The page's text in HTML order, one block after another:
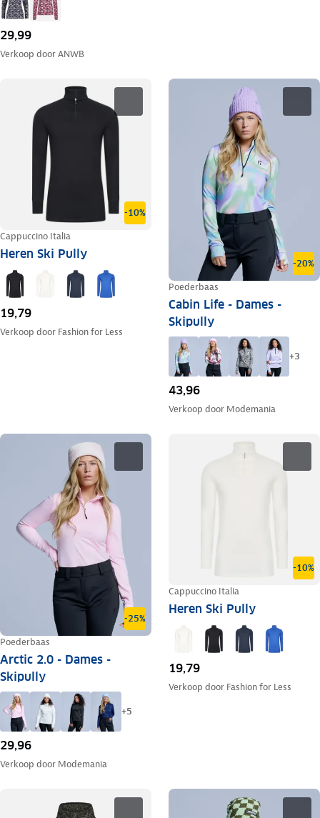
29,99
Verkoop doorANWB
-10%
Cappuccino Italia
Heren Ski Pully
19,79
Verkoop door Fashion for Less
-20%
Poederbaas
Cabin Life - Dames -
Skipully
+3
43,96
Verkoop door Modemania
-25%
Poederbaas
Arctic 2.0 - Dames -
Skipully
+5
29,96
Verkoop door Modemania
-10%
Cappuccino Italia
Heren Ski Pully
19,79
Verkoop door Fashion for Less